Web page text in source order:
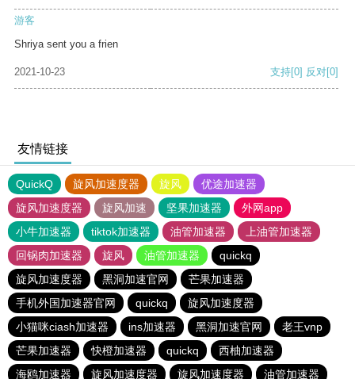
游客
Shriya sent you a frien
2021-10-23 支持[0] 反对[0]
友情链接
QuickQ 旋风加速度器 旋风
优途加速器
旋风加速度器
旋风加速 坚果加速器
外网app
小牛加速器
tiktok加速器 油管加速器
上油管加速器
回锅肉加速器
旋风 油管加速器
quickq
旋风加速度器
黑洞加速官网
芒果加速器
手机外国加速器官网
quickq
旋风加速度器
小猫咪ciash加速器
ins加速器 黑洞加速官网
老王vnp
芒果加速器
快橙加速器 quickq
西柚加速器
海鸥加速器
旋风加速度器 旋风加速度器 油管加速器